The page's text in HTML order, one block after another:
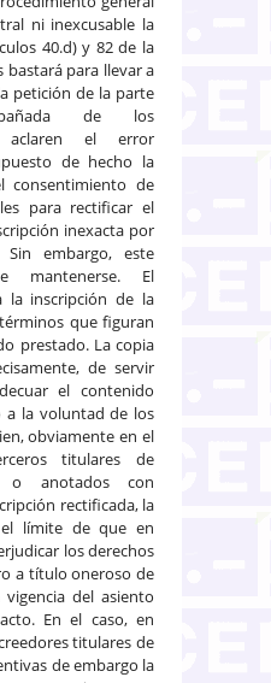
ni inexcusable la
40.d) y 82 de la
bastará para llevar a
petición de la parte
de los
aclaren el error
de hecho la
consentimiento de
para rectificar el
inexacta por
embargo, este
mantenerse. El
la inscripción de la
que figuran
prestado. La copia
de servir
el contenido
a la voluntad de los
obviamente en el
titulares de
o anotados con
rectificada, la
límite de que en
los derechos
a título oneroso de
del asiento
En el caso, en
titulares de
de embargo la